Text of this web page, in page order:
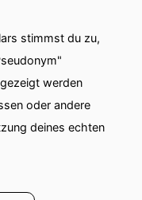
stimmst du zu,
werden
oder andere
deines echten